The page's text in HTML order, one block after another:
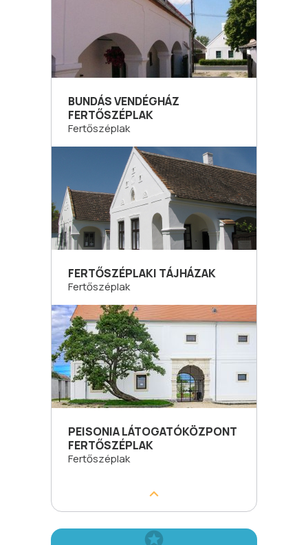
BUNDÁS VENDÉGHÁZ
FERTŐSZÉPLAK
Fertőszéplak
FERTŐSZÉPLAKI TÁJHÁZAK
Fertőszéplak
PEISONIA LÁTOGATÓKÖZPONT
FERTŐSZÉPLAK
Fertőszéplak